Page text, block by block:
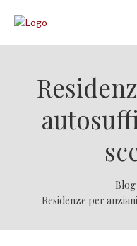
Blog
Residenze per